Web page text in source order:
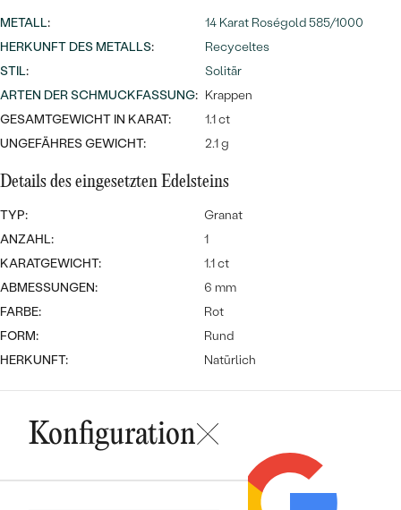
Wave Kollektion
ANSEHEN
NACH DER FARBE
NACH DER FORM
MASSGEFERTIGTER
DIAMANTEN
Ohrrinnge
Personalisierte
Halsketten
ANSEHEN
Meistverkaufte
Ringe
METALL:
14 Karat Roségold 585/1000
HERKUNFT DES METALLS:
Recyceltes
STIL:
Solitär
ARTEN DER SCHMUCKFASSUNG: Krappen
GESAMTGEWICHT IN KARAT:
1.1 ct
UNGEFÄHRES GEWICHT:
2.1 g
Details des eingesetzten Edelsteins
TYP:
Granat
ANZAHL:
1
KARATGEWICHT:
1.1 ct
ABMESSUNGEN:
6 mm
FARBE:
Rot
FORM:
Rund
HERKUNFT:
Natürlich
Konfiguration